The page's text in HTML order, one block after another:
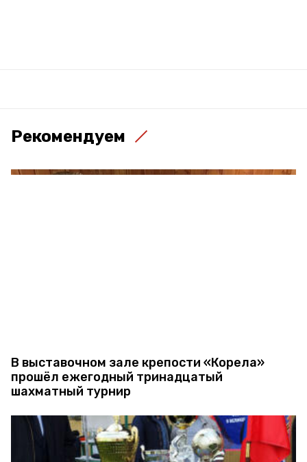
Рекомендуем
В выставочном зале крепости «Корела»
прошёл ежегодный тринадцатый
шахматный турнир